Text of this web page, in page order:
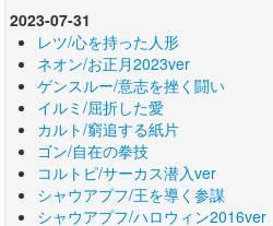
2023-07-31
レツ/心を持った人形
ネオン/お正月2023ver
ゲンスルー/意志を挫く闘い
イルミ/屈折した愛
カルト/窮追する紙片
ゴン/自在の拳技
コルトピ/サーカス潜入ver
シャウアプフ/王を導く参謀
シャウアプフ/ハロウィン2016ver